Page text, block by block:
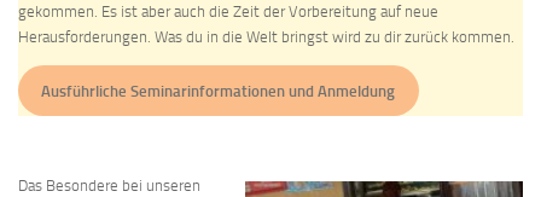
gekommen. Es ist aber auch die Zeit der Vorbereitung auf neue
Herausforderungen. Was du in die Welt bringst wird zu dir zurück kommen.
Ausführliche Seminarinformationen und Anmeldung
Das Besondere bei unseren